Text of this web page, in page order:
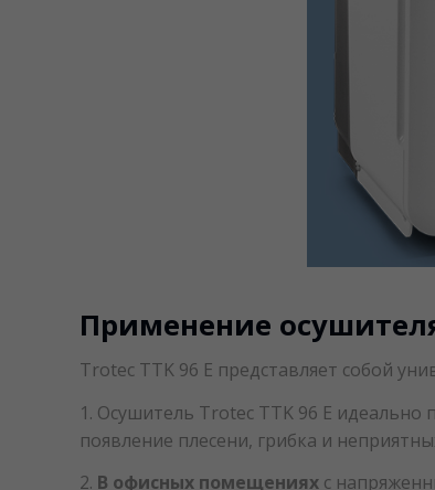
Применение
Trotec TTK 96 E представляет собой
1. Осушитель Trotec TTK 96 E идеально
появление плесени, грибка и
2. В офисных помещениях с